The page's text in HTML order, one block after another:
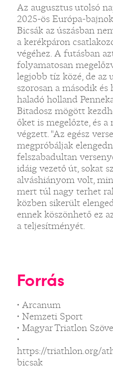
Az augusztus utolsó
2025-ös Európa-
Bicsák az úszásban
a kerékpáron
végéhez. A futásban
folyamatosan
legjobb tíz közé, de az
szorosan a második
haladó holland
Bitadosz mögött
őket is megelőzte, és
végzett. "Az egész
megpróbáljak
felszabadultan
idáig vezető út, sokat
alváshiányom volt,
mert túl nagy terhet
közben sikerült
ennek köszönhető ez
a teljesítményét.
Forrás
• Arcanum
• Nemzeti Sport
• Magyar Triatlon
•
https://triathlon.org/
bicsak